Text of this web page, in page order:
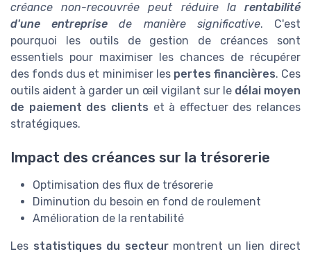
créance non-recouvrée peut réduire la rentabilité
d'une entreprise de manière significative. C'est
pourquoi les outils de gestion de créances sont
essentiels pour maximiser les chances de récupérer
des fonds dus et minimiser les pertes financières. Ces
outils aident à garder un œil vigilant sur le délai moyen
de paiement des clients et à effectuer des relances
stratégiques.
Impact des créances sur la trésorerie
Optimisation des flux de trésorerie
Diminution du besoin en fond de roulement
Amélioration de la rentabilité
Les statistiques du secteurmontrent un lien direct